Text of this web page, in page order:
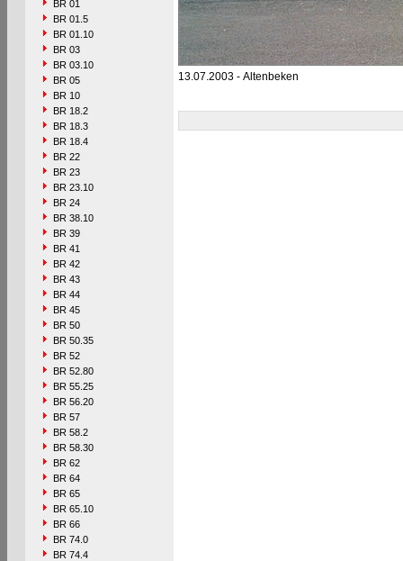
BR 01
BR 01.5
BR 01.10
BR 03
BR 03.10
BR 05
BR 10
BR 18.2
BR 18.3
BR 18.4
BR 22
BR 23
BR 23.10
BR 24
BR 38.10
BR 39
BR 41
BR 42
BR 43
BR 44
BR 45
BR 50
BR 50.35
BR 52
BR 52.80
BR 55.25
BR 56.20
BR 57
BR 58.2
BR 58.30
BR 62
BR 64
BR 65
BR 65.10
BR 66
BR 74.0
BR 74.4
13.07.2003 - Altenbeken